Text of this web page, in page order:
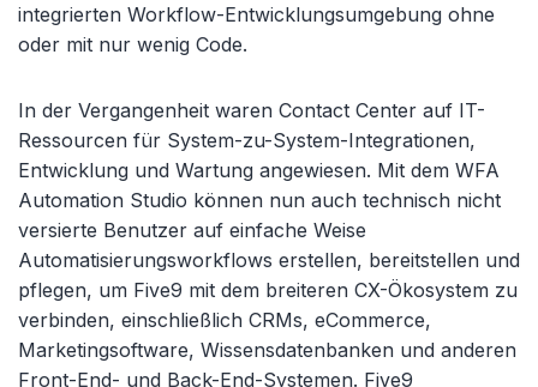
integrierten Workflow-Entwicklungsumgebung ohne
oder mit nur wenig Code.
In der Vergangenheit waren Contact Center auf IT-
Ressourcen für System-zu-System-Integrationen,
Entwicklung und Wartung angewiesen. Mit dem WFA
Automation Studio können nun auch technisch nicht
versierte Benutzer auf einfache Weise
Automatisierungsworkflows erstellen, bereitstellen und
pflegen, um Five9 mit dem breiteren CX-Ökosystem zu
verbinden, einschließlich CRMs, eCommerce,
Marketingsoftware, Wissensdatenbanken und anderen
Front-End- und Back-End-Systemen. Five9